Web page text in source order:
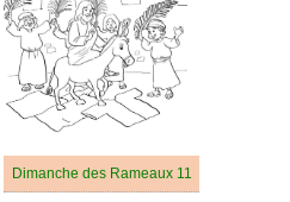
Dimanche des Rameaux 11